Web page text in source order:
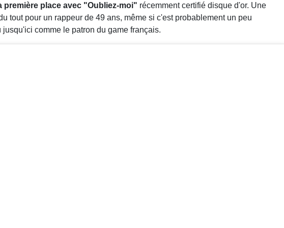
première place avec "Oubliez-moi" récemment certifié disque d'or. Une
tout pour un rappeur de 49 ans, même si c'est probablement un peu
comme le patron du game français.